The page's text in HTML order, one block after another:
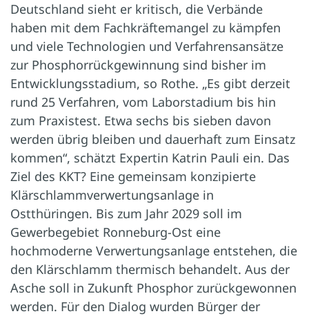
Deutschland sieht er kritisch, die Verbände
haben mit dem Fachkräftemangel zu kämpfen
und viele Technologien und Verfahrensansätze
zur Phosphorrückgewinnung sind bisher im
Entwicklungsstadium, so Rothe. „Es gibt derzeit
rund 25 Verfahren, vom Laborstadium bis hin
zum Praxis­test. Etwa sechs bis sieben davon
werden übrig bleiben und dauerhaft zum Einsatz
kommen“, schätzt Expertin Katrin Pauli ein. Das
Ziel des KKT? Eine gemeinsam konzipierte
Klärschlammverwertungsanlage in
Ostthüringen. Bis zum Jahr 2029 soll im
Gewerbegebiet Ronneburg-Ost eine
hochmoderne Verwertungsanlage entstehen, die
den Klärschlamm thermisch behandelt. Aus der
Asche soll in Zukunft Phosphor zurückgewonnen
werden. Für den Dialog wurden Bürger der